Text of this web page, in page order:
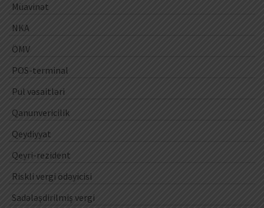
Müavinət
NKA
ÖMV
POS-terminal
Pul vəsaitləri
Qanunvericilik
Qeydiyyat
Qeyri-rezident
Riskli vergi ödəyicisi
Sadələşdirilmiş vergi